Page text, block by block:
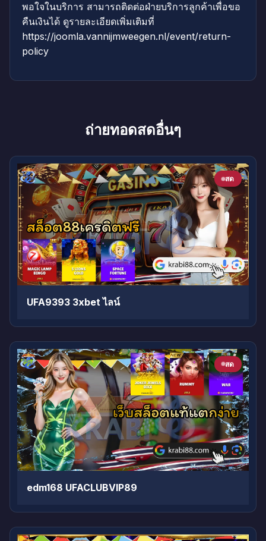
พอใจในบริการ สามารถติดต่อฝ่ายบริการลูกค้าเพื่อขอ
คืนเงินได้ ดูรายละเอียดเพิ่มเติมที่
https://joomla.vannijmweegen.nl/event/return-
policy
ถ่ายทอดสดอื่นๆ
สด
UFA9393 3xbet ไลน์
สด
edm168 UFACLUBVIP89